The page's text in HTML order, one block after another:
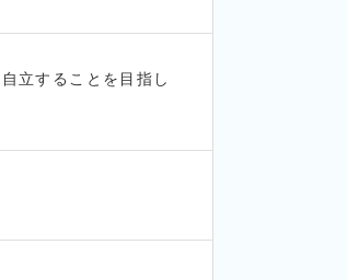
立することを目指し